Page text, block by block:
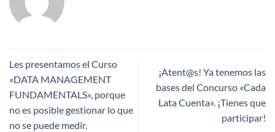
Les presentamos el Curso
«DATA MANAGEMENT
FUNDAMENTALS», porque
no es posible gestionar lo que
no se puede medir.
¡Atent@s! Ya tenemos las
bases del Concurso «Cada
Lata Cuenta». ¡Tienes que
participar!